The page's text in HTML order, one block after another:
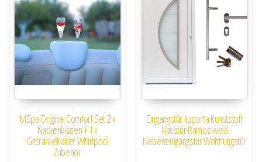
MSpa Original Comfort Set 2 x
Nackenkissen + 1 x
Getränkehalter Whirlpool
Zubehör
Eingangstür kuporta Kunststoff
Haustür Ramos weiß
Nebeneingangstür Wohnungstür